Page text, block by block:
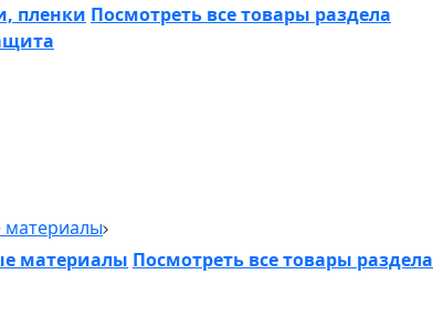
пленки Посмотреть все товары раздела
материалы
материалы Посмотреть все товары раздела